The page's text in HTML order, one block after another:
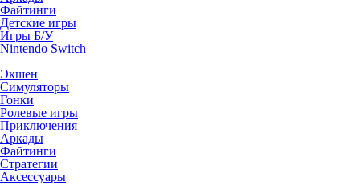
Файтинги
Детские игры
Игры Б/У
Nintendo Switch
Экшен
Симуляторы
Гонки
Ролевые игры
Приключения
Аркады
Файтинги
Стратегии
Аксессуары